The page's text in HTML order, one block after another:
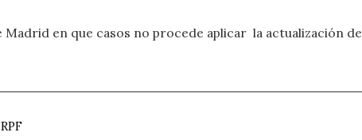
Madrid en que casos no procede aplicar la actualización de